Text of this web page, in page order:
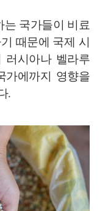
는 국가들이 비료
때문에 국제 시
러시아나 벨라루
가에까지 영향을
.